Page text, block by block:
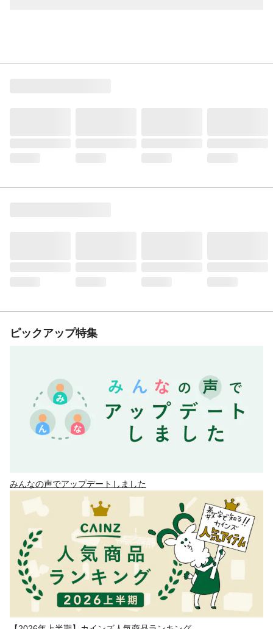
ピックアップ特集
みんなの声でアップデートしました